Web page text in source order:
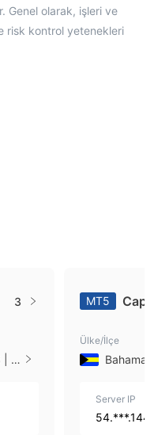
Genel olarak, işleri ve
risk kontrol yetenekleri
3
| 2
MT5
Ülke/İlçe
Server IP
54.***.144